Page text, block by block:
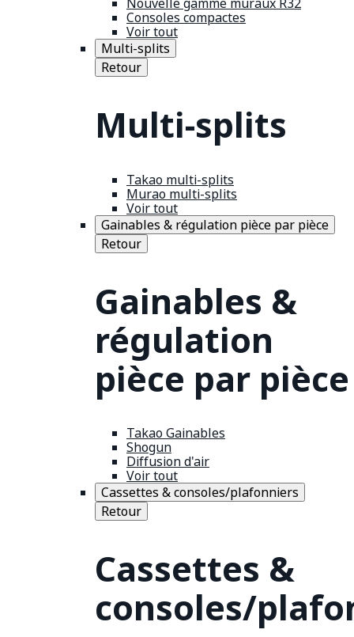
Consoles compactes
Voir tout
Multi-splits
Retour
Multi-splits
Takao multi-splits
Murao multi-splits
Voir tout
Gainables & régulation pièce par pièce
Retour
Gainables &
régulation
pièce par pièce
Takao Gainables
Shogun
Diffusion d'air
Voir tout
Cassettes & consoles/plafonniers
Retour
Cassettes &
consoles/